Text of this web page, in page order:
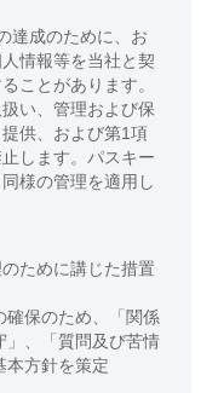
達成のために、お
情報等を当社と契
ことがあります。
い、管理および保
供、および第1項
します。パスキー
様の管理を適用し
ために講じた措置
確保のため、「関係
」、「質問及び苦情
本方針を策定